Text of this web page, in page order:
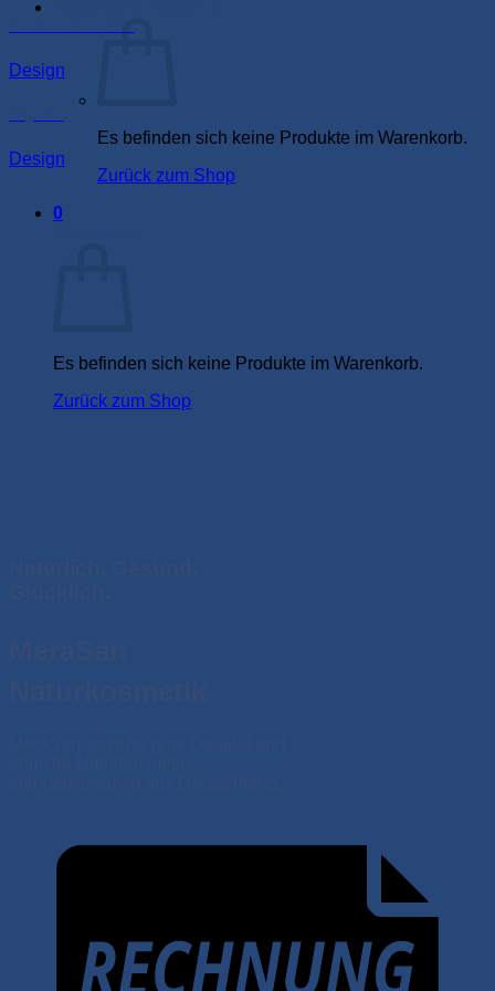
Es befinden sich keine Produkte im Warenkorb.
Zurück zum Shop
0
Es befinden sich keine Produkte im Warenkorb.
Zurück zum Shop
Design
Design